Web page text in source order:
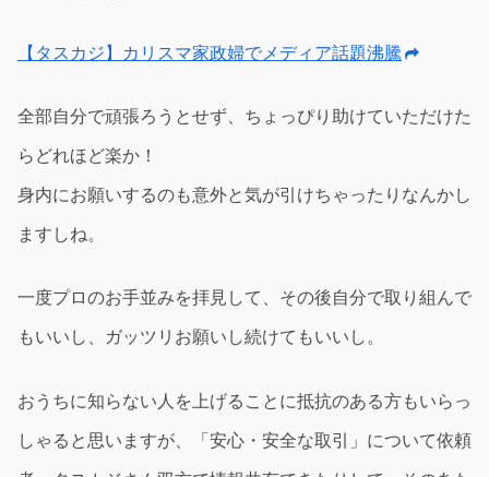
【タスカジ】カリスマ家政婦でメディア話題沸騰
全部自分で頑張ろうとせず、ちょっぴり助けていただけた
らどれほど楽か！
身内にお願いするのも意外と気が引けちゃったりなんかし
ますしね。
一度プロのお手並みを拝見して、その後自分で取り組んで
もいいし、ガッツリお願いし続けてもいいし。
おうちに知らない人を上げることに抵抗のある方もいらっ
しゃると思いますが、「安心・安全な取引」について依頼